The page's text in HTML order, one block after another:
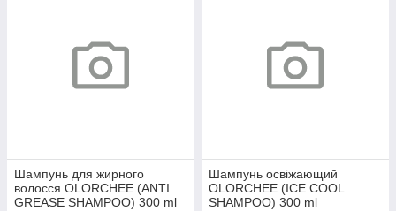
Шампунь для жирного
волосся OLORCHEE (ANTI
GREASE SHAMPOO) 300 ml
Шампунь освіжающий
OLORCHEE (ICE COOL
SHAMPOO) 300 ml